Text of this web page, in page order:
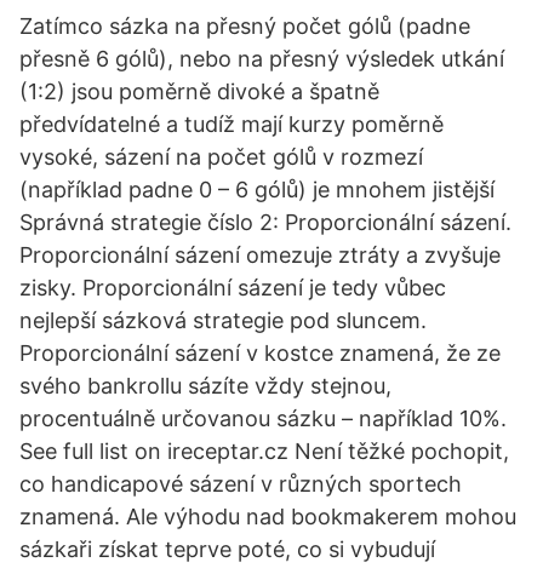
Zatímco sázka na přesný počet gólů (padne
přesně 6 gólů), nebo na přesný výsledek utkání
(1:2) jsou poměrně divoké a špatně
předvídatelné a tudíž mají kurzy poměrně
vysoké, sázení na počet gólů v rozmezí
(například padne 0 – 6 gólů) je mnohem jistější
Správná strategie číslo 2: Proporcionální sázení.
Proporcionální sázení omezuje ztráty a zvyšuje
zisky. Proporcionální sázení je tedy vůbec
nejlepší sázková strategie pod sluncem.
Proporcionální sázení v kostce znamená, že ze
svého bankrollu sázíte vždy stejnou,
procentuálně určovanou sázku – například 10%.
See full list on ireceptar.cz Není těžké pochopit,
co handicapové sázení v různých sportech
znamená. Ale výhodu nad bookmakerem mohou
sázkaři získat teprve poté, co si vybudují